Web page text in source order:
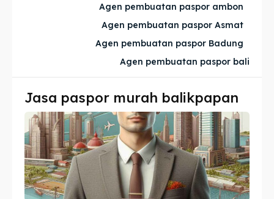
Imta
Legalisir
Apostille
Penerjemah
Imta
Legalisir
Apostille
Penerjemah
Agen pembuatan paspor ambon
Agen pembuatan paspor Asmat
Agen pembuatan paspor Badung
Agen pembuatan paspor bali
Jasa paspor murah balikpapan